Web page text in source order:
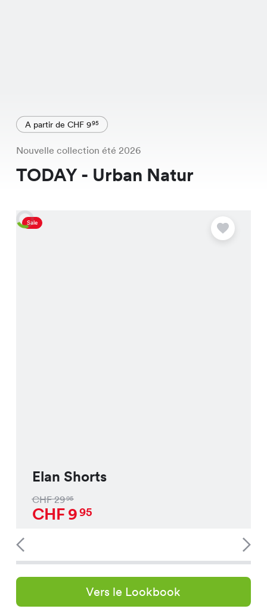
A partir de CHF 995
Nouvelle collection été 2026
TODAY - Urban Natur
Sale
Elan Shorts
CHF2995
CHF995
Vers le Lookbook